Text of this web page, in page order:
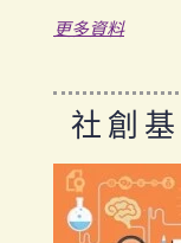
更多資料
社創